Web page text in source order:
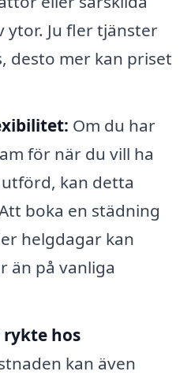
ytor. Ju fler tjänster
desto mer kan priset
Om du har
för när du vill ha
kan detta
boka en städning
helgdagar kan
än på vanliga
hos
kan även